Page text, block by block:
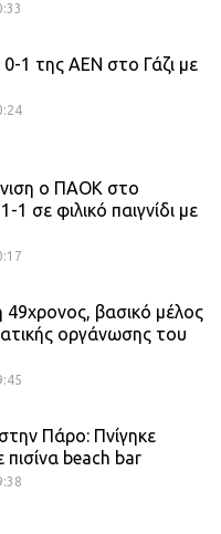
0-1 της ΑΕΝ στο Γάζι με
ο ΠΑΟΚ στο
1 σε φιλικό παιγνίδι με
βασικό μέλος
οργάνωσης του
Πάρο: Πνίγηκε
πισίνα beach bar